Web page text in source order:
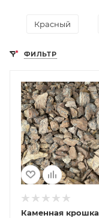
Красный
ФИЛЬТР
Каменная крошка